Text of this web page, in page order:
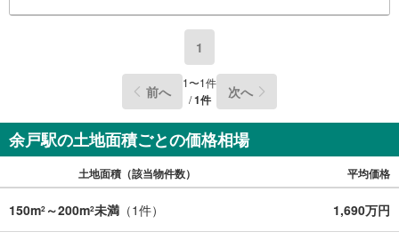
1
前へ 1〜1件
/1件 次へ
余戸駅の土地面積ごとの価格相場
土地面積（該当物件数） 平均価格
150m2 ～200m2未満 （1件） 1,690万円